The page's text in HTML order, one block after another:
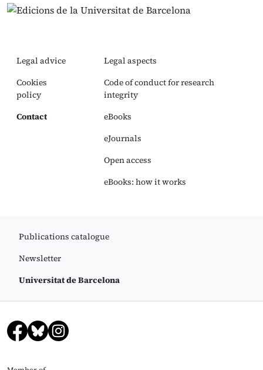
Legal advice
Cookies
policy
Contact
Legal aspects
Code of conduct for research
integrity
eBooks
eJournals
Open access
eBooks: how it works
Publications catalogue
Newsletter
Universitat de Barcelona